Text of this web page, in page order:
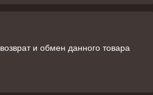
и обмен данного товара